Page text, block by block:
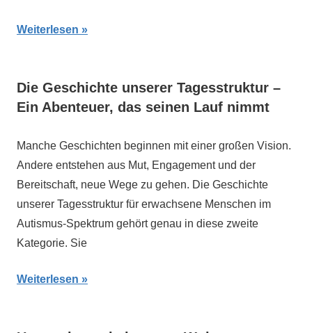
Weiterlesen
Die Geschichte unserer Tagesstruktur –
Ein Abenteuer, das seinen Lauf nimmt
Manche Geschichten beginnen mit einer großen Vision.
Andere entstehen aus Mut, Engagement und der
Bereitschaft, neue Wege zu gehen. Die Geschichte
unserer Tagesstruktur für erwachsene Menschen im
Autismus-Spektrum gehört genau in diese zweite
Kategorie. Sie
Weiterlesen